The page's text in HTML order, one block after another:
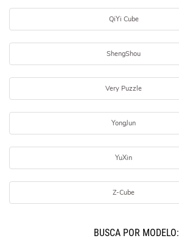
QiYi Cube
ShengShou
Very Puzzle
YongJun
YuXin
Z-Cube
BUSCÁ POR MODELO: